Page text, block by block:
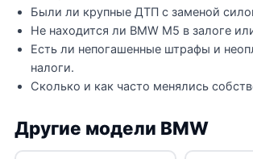
Были ли крупные ДТП с заменой
Не находится ли BMW M5 в залоге
Есть ли непогашенные штрафы и
налоги.
Сколько и как часто менялись
Другие модели BMW